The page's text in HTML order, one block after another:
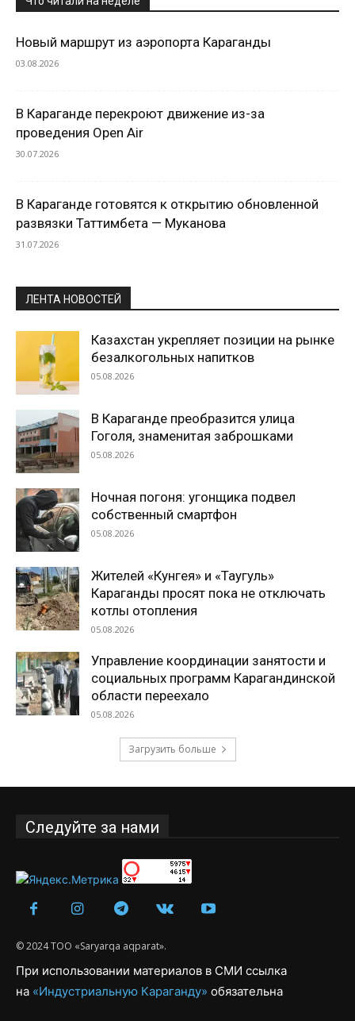
Новый маршрут из аэропорта Караганды
03.08.2026
В Караганде перекроют движение из-за
проведения Open Air
30.07.2026
В Караганде готовятся к открытию обновленной
развязки Таттимбета — Муканова
31.07.2026
ЛЕНТА НОВОСТЕЙ
Казахстан укрепляет позиции на рынке
безалкогольных напитков
05.08.2026
В Караганде преобразится улица
Гоголя, знаменитая заброшками
05.08.2026
Ночная погоня: угонщика подвел
собственный смартфон
05.08.2026
Жителей «Кунгея» и «Таугуль»
Караганды просят пока не отключать
котлы отопления
05.08.2026
Управление координации занятости и
социальных программ Карагандинской
области переехало
05.08.2026
Загрузить больше
Следуйте за нами
© 2024 ТОО «Saryarqa aqparat».
При использовании материалов в СМИ ссылка
на «Индустриальную Караганду» обязательна